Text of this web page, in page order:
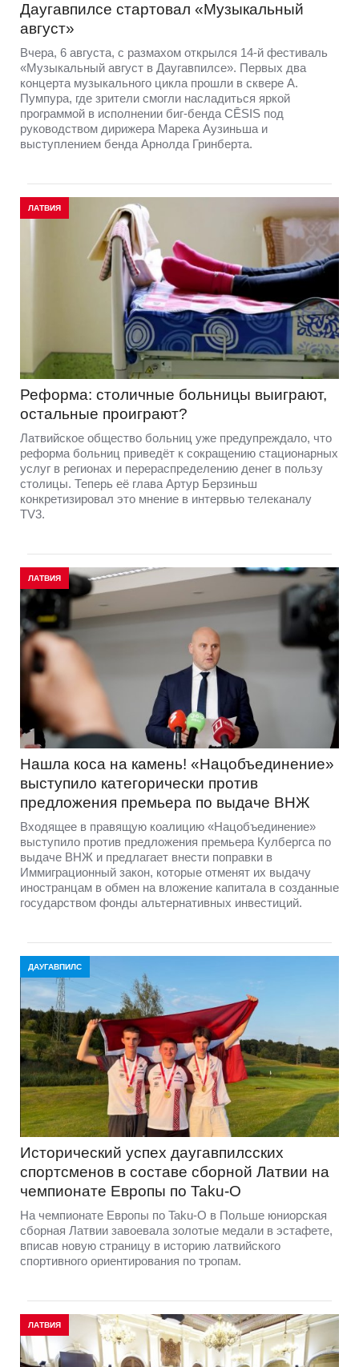
Даугавпилсе стартовал «Музыкальный
август»
Вчера, 6 августа, с размахом открылся 14-й фестиваль
«Музыкальный август в Даугавпилсе». Первых два
концерта музыкального цикла прошли в сквере А.
Пумпура, где зрители смогли насладиться яркой
программой в исполнении биг-бенда CĒSIS под
руководством дирижера Марека Аузиньша и
выступлением бенда Арнолда Гринберта.
ЛАТВИЯ
Реформа: столичные больницы выиграют,
остальные проиграют?
Латвийское общество больниц уже предупреждало, что
реформа больниц приведёт к сокращению стационарных
услуг в регионах и перераспределению денег в пользу
столицы. Теперь её глава Артур Берзиньш
конкретизировал это мнение в интервью телеканалу
TV3.
ЛАТВИЯ
Нашла коса на камень! «Нацобъединение»
выступило категорически против
предложения премьера по выдаче ВНЖ
Входящее в правящую коалицию «Нацобъединение»
выступило против предложения премьера Кулбергса по
выдаче ВНЖ и предлагает внести поправки в
Иммиграционный закон, которые отменят их выдачу
иностранцам в обмен на вложение капитала в созданные
государством фонды альтернативных инвестиций.
ДАУГАВПИЛС
Исторический успех даугавпилсских
спортсменов в составе сборной Латвии на
чемпионате Европы по Taku-O
На чемпионате Европы по Taku-O в Польше юниорская
сборная Латвии завоевала золотые медали в эстафете,
вписав новую страницу в историю латвийского
спортивного ориентирования по тропам.
ЛАТВИЯ